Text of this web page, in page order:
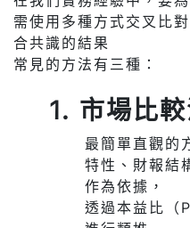
需使用多種方式交叉比
合共識的結果
常見的方法有三種：
1. 市場比
最簡單直觀的
特性、財報結
作為依據，
透過本益比（